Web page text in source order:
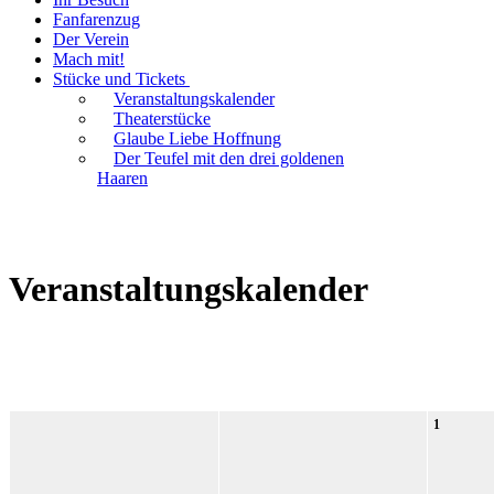
Fanfarenzug
Der Verein
Mach mit!
Stücke und Tickets
Veranstaltungskalender
Theaterstücke
Glaube Liebe Hoffnung
Der Teufel mit den drei goldenen
Haaren
Veranstaltungskalender
1